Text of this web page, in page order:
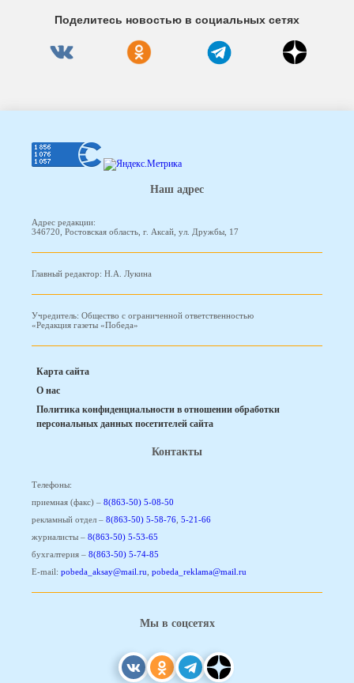
Поделитесь новостью в социальных сетях
Наш адрес
Адрес редакции:
346720, Ростовская область, г. Аксай, ул. Дружбы, 17
Главный редактор: Н.А. Лукина
Учредитель: Общество с ограниченной ответственностью
«Редакция газеты «Победа»
Карта сайта
О нас
Политика конфиденциальности в отношении обработки
персональных данных посетителей сайта
Контакты
Телефоны:
приемная (факс) – 8(863-50) 5-08-50
рекламный отдел – 8(863-50) 5-58-76, 5-21-66
журналисты – 8(863-50) 5-53-65
бухгалтерия – 8(863-50) 5-74-85
E-mail: pobeda_aksay@mail.ru, pobeda_reklama@mail.ru
Мы в соцсетях